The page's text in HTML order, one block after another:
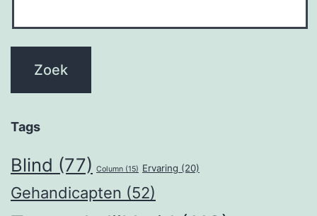
Tags
Blind (77) Column (15) Ervaring (20)
Gehandicapten (52)